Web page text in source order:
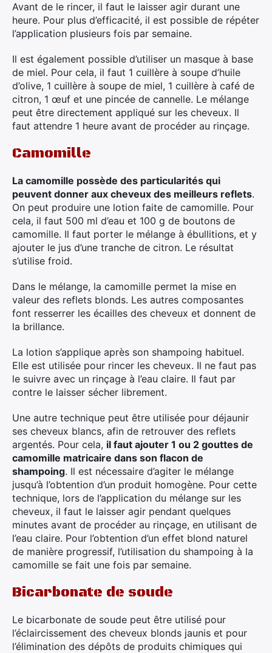
Avant de le rincer, il faut le laisser agir durant une
heure. Pour plus d’efficacité, il est possible de répéter
l’application plusieurs fois par semaine.
Il est également possible d’utiliser un masque à base
de miel. Pour cela, il faut 1 cuillère à soupe d’huile
d’olive, 1 cuillère à soupe de miel, 1 cuillère à café de
citron, 1 œuf et une pincée de cannelle. Le mélange
peut être directement appliqué sur les cheveux. Il
faut attendre 1 heure avant de procéder au rinçage.
Camomille
La camomille possède des particularités qui
peuvent donner aux cheveux des meilleurs reflets.
On peut produire une lotion faite de camomille. Pour
cela, il faut 500 ml d’eau et 100 g de boutons de
camomille. Il faut porter le mélange à ébullitions, et y
ajouter le jus d’une tranche de citron. Le résultat
s’utilise froid.
Dans le mélange, la camomille permet la mise en
valeur des reflets blonds. Les autres composantes
font resserrer les écailles des cheveux et donnent de
la brillance.
La lotion s’applique après son shampoing habituel.
Elle est utilisée pour rincer les cheveux. Il ne faut pas
le suivre avec un rinçage à l’eau claire. Il faut par
contre le laisser sécher librement.
Une autre technique peut être utilisée pour déjaunir
ses cheveux blancs, afin de retrouver des reflets
argentés. Pour cela, il faut ajouter 1 ou 2 gouttes de
camomille matricaire dans son flacon de
shampoing. Il est nécessaire d’agiter le mélange
jusqu’à l’obtention d’un produit homogène. Pour cette
technique, lors de l’application du mélange sur les
cheveux, il faut le laisser agir pendant quelques
minutes avant de procéder au rinçage, en utilisant de
l’eau claire. Pour l’obtention d’un effet blond naturel
de manière progressif, l’utilisation du shampoing à la
camomille se fait une fois par semaine.
Bicarbonate de soude
Le bicarbonate de soude peut être utilisé pour
l’éclaircissement des cheveux blonds jaunis et pour
l’élimination des dépôts de produits chimiques qui